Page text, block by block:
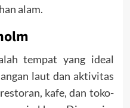
alam.
tempat yang ideal
laut dan aktivitas
kafe, dan toko-